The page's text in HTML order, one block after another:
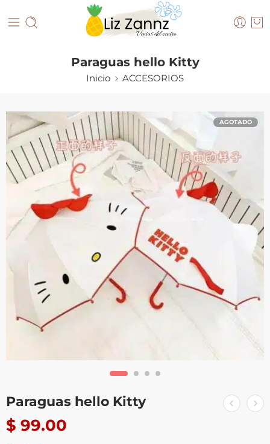
Paraguas hello Kitty
Inicio ACCESORIOS
AGOTADO
Paraguas hello Kitty
$ 99.00